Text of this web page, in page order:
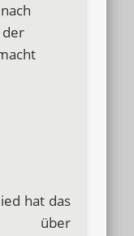
der
hat das
über